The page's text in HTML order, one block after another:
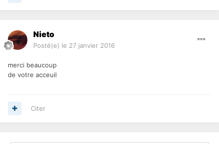
Nieto
Posté(e) le 27 janvier 2016
merci beaucoup
de votre acceuil
Citer